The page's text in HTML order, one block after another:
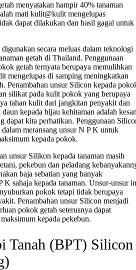
menyatakan hampir 40% tanaman
mati kulit@kulit mengelupas
dapat dilakukan dan hasil gagal untuk
secara meluas dalam teknologi
getah di Thailand. Penggunaan
getah ternyata berupaya memulihkan
mengelupas di samping meningkatkan
Penambahan unsur Silicon kepada
silikat pada kulit pokok yang berupaya
tahan kulit dari jangkitan penyakit dan
kepada hijau kehitaman adalah
dapat kita perhatikan. Penggunaan
meransang unsur N P K untuk
kepada pokok.
unsur Silikon kepada tanaman masih
pekebun dan peladang
baja sebatian yang banyak
K sahaja kepada tanaman. Unsur-unsur
pokok tetapi tidak berupaya
Penambahan unsur Silicon menjadi
pokok getah seterusnya dapat
kepada pekebun.
Tanah (BPT) Silicon